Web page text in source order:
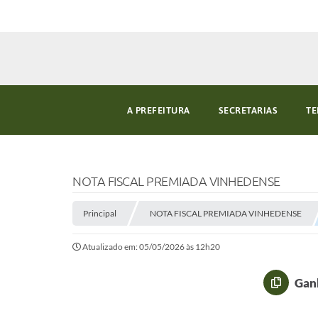
A PREFEITURA SECRETARIAS
NOTA FISCAL PREMIADA VINHEDENSE
Principal NOTA FISCAL PREMIADA VINHEDENSE
Atualizado em: 05/05/2026 às 12h20